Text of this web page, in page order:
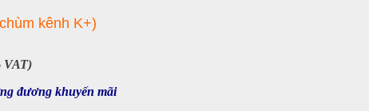
kênh K+)
VAT)
đương khuyến mãi